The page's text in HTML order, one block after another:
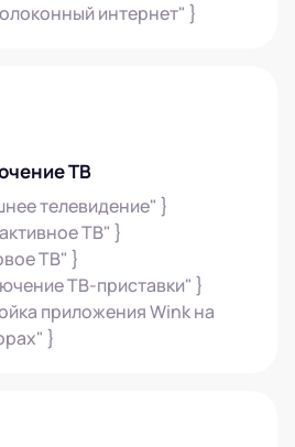
интернет" }
ТВ
телевидение" }
ТВ" }
ТВ" }
ТВ-приставки" }
приложения Wink на
}